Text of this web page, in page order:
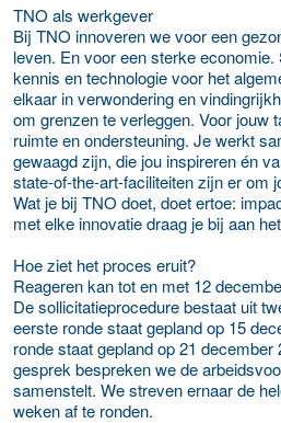
TNO als werkgever
Bij TNO innoveren we voor een
leven. En voor een sterke
kennis en technologie voor het
elkaar in verwondering en
om grenzen te verleggen. Voor jouw
ruimte en ondersteuning. Je werkt
gewaagd zijn, die jou inspireren én
state-of-the-art-faciliteiten zijn er om
Wat je bij TNO doet, doet ertoe:
met elke innovatie draag je bij aan
Hoe ziet het proces eruit?
Reageren kan tot en met 12
De sollicitatieprocedure bestaat uit
eerste ronde staat gepland op 15
ronde staat gepland op 21 december
gesprek bespreken we de
samenstelt. We streven ernaar de
weken af te ronden.